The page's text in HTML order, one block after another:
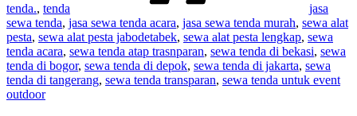
tenda., tenda
jasa
sewa tenda, jasa sewa tenda acara, jasa sewa tenda murah, sewa alat
pesta, sewa alat pesta jabodetabek, sewa alat pesta lengkap, sewa
tenda acara, sewa tenda atap trasnparan, sewa tenda di bekasi, sewa
tenda di bogor, sewa tenda di depok, sewa tenda di jakarta, sewa
tenda di tangerang, sewa tenda transparan, sewa tenda untuk event
outdoor